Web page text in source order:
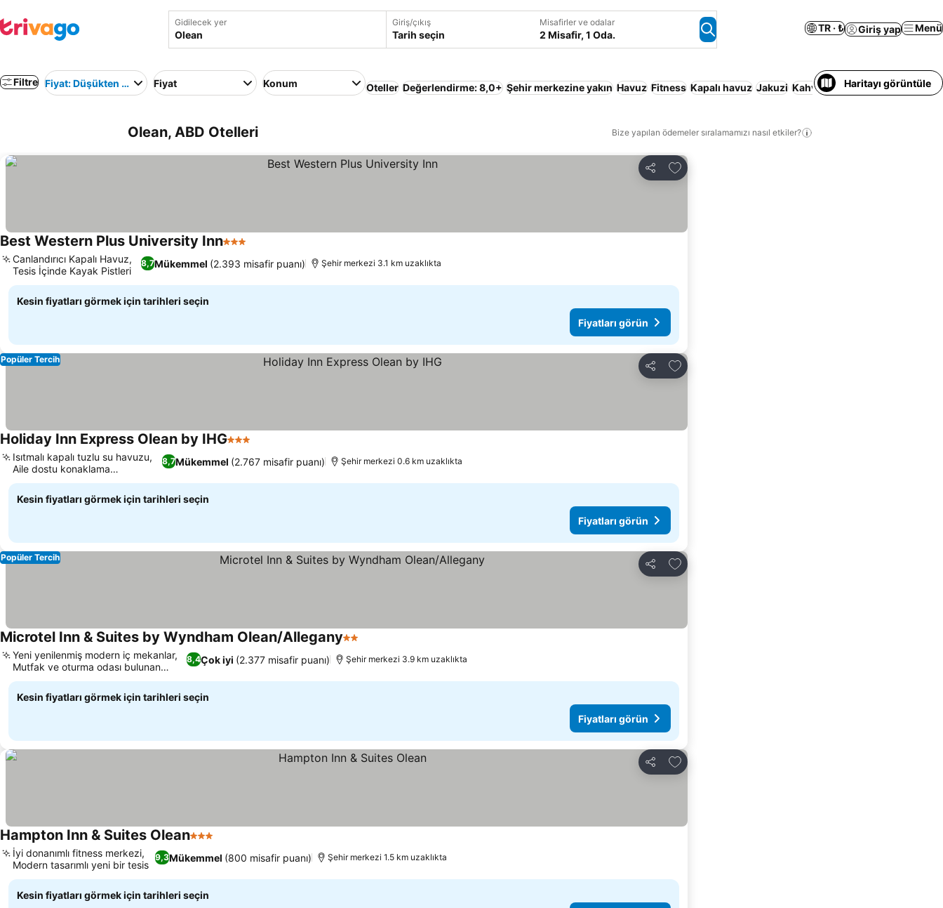
Gidilecek yer Giriş/çıkış
Tarih seçin
Misafirler ve odalar
2 Misafir, 1 Oda.
TR · ₺ Giriş yap Menü
Filtre Fiyat: Düşükten yükseğeFiyat Konum Oteller Değerlendirme: 8,0+ Şehir merkezine yakın Havuz Fitness Kapalı havuz Jakuzi Kahvaltı dâhil Evcil hayvan
Haritayı görüntüle
Olean, ABD Otelleri Bize yapılan ödemeler sıralamamızı nasıl etkiler?
Paylaş
Favorilerime ekle
Best Western Plus University Inn3 Yıldız
8,7Mükemmel (2.393 misafir puanı)
Canlandırıcı Kapalı Havuz,
Tesis İçinde Kayak Pistleri
Şehir merkezi 3.1 km uzaklıkta
Kesin fiyatları görmek için tarihleri seçin
Fiyatları görün
Paylaş
Favorilerime ekle
Popüler Tercih
Holiday Inn Express Olean by IHG3 Yıldız
8,7Mükemmel (2.767 misafir puanı)
Isıtmalı kapalı tuzlu su havuzu,
Aile dostu konaklama
seçenekleri
Şehir merkezi 0.6 km uzaklıkta
Kesin fiyatları görmek için tarihleri seçin
Fiyatları görün
Paylaş
Favorilerime ekle
Popüler Tercih
Microtel Inn & Suites by Wyndham Olean/Allegany2 Yıldız
8,4Çok iyi (2.377 misafir puanı)
Yeni yenilenmiş modern iç mekanlar,
Mutfak ve oturma odası bulunan
süitler
Şehir merkezi 3.9 km uzaklıkta
Kesin fiyatları görmek için tarihleri seçin
Fiyatları görün
Paylaş
Favorilerime ekle
Hampton Inn & Suites Olean3 Yıldız
9,3Mükemmel (800 misafir puanı)
İyi donanımlı fitness merkezi,
Modern tasarımlı yeni bir tesis
Şehir merkezi 1.5 km uzaklıkta
Kesin fiyatları görmek için tarihleri seçin